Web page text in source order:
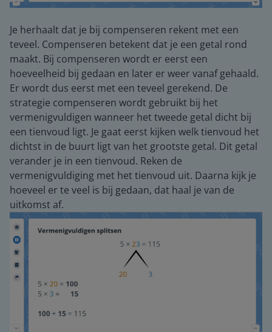
Je herhaalt dat je bij compenseren rekent met een
teveel. Compenseren betekent dat je een getal rond
maakt. Bij compenseren wordt er eerst een
hoeveelheid bij gedaan en later er weer vanaf gehaald.
Er wordt dus eerst met een teveel gerekend. De
strategie compenseren wordt gebruikt bij het
vermenigvuldigen wanneer het tweede getal dicht bij
een tienvoud ligt. Je gaat eerst kijken welk tienvoud het
dichtst in de buurt ligt van het grootste getal. Dit getal
verander je in een tienvoud. Reken de
vermenigvuldiging met het tienvoud uit. Daarna kijk je
hoeveel er te veel is bij gedaan, dat haal je van de
uitkomst af.